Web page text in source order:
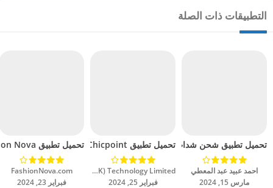
التطبيقات ذات الصلة
تحميل تطبيق شحن شدات ببجي مهكر للاندرويد 2024
احمد عبيد عبد المعطي
مارس 15, 2024
تحميل تطبيق Chicpoint مهكر للاندرويد 2024
New Chic World (HK) Technology Limited‏
فبراير 25, 2024
تحميل تطبيق Fashion Nova مهكر للاندرويد 2024
FashionNova.com‏
فبراير 23, 2024